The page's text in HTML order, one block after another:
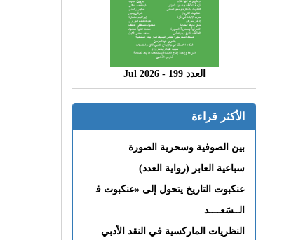
العدد 199 - 2026 Jul
الأكثر قراءة
بين الصوفية وسحرية الصورة
سباعية العابر (رواية العدد)
عنكبوت التاريخ يتحول إلى «عنكبوت فى القلب»
الــسَعــــد
النظريات الماركسية في النقد الأدبي